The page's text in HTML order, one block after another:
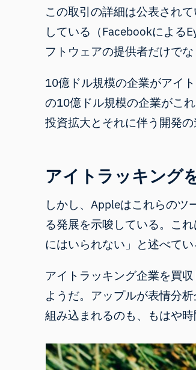
この取引の詳細は公表され
している（Facebookによる
フトウェアの提供者だけで
10億ドル規模の企業がアイ
の10億ドル規模の企業がこ
投資拡大とそれに伴う開発
アイトラッキング
しかし、Appleはこれらのツ
る発展を示唆している。こ
にはいられない」 と述べてい
アイトラッキング企業を買
ようだ。 アップルが表情分
組み込まれるのも、もはや